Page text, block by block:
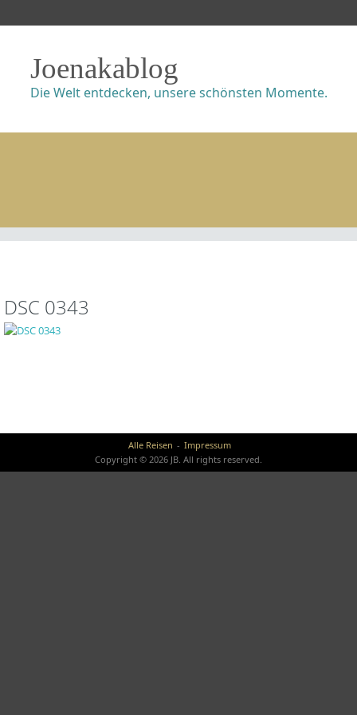
Joenakablog
Die Welt entdecken, unsere schönsten Momente.
DSC 0343
Alle Reisen
Impressum
Copyright © 2026 JB. All rights reserved.